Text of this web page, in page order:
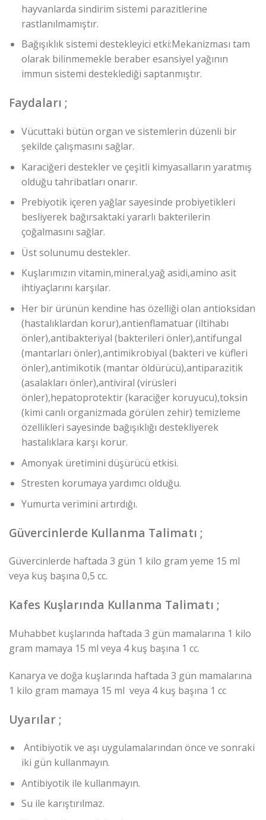
hayvanlarda sindirim sistemi parazitlerine
rastlanılmamıştır.
Bağışıklık sistemi destekleyici etki:Mekanizması tam
olarak bilinmemekle beraber esansiyel yağının
immun sistemi desteklediği saptanmıştır.
Faydaları ;
Vücuttaki bütün organ ve sistemlerin düzenli bir
şekilde çalışmasını sağlar.
Karaciğeri destekler ve çeşitli kimyasalların yaratmış
olduğu tahribatları onarır.
Prebiyotik içeren yağlar sayesinde probiyetikleri
besliyerek bağırsaktaki yararlı bakterilerin
çoğalmasını sağlar.
Üst solunumu destekler.
Kuşlarımızın vitamin,mineral,yağ asidi,amino asit
ihtiyaçlarını karşılar.
Her bir ürünün kendine has özelliği olan antioksidan
(hastalıklardan korur),antienflamatuar (iltihabı
önler),antibakteriyal (bakterileri önler),antifungal
(mantarları önler),antimikrobiyal (bakteri ve küfleri
önler),antimikotik (mantar öldürücü),antiparazitik
(asalakları önler),antiviral (virüsleri
önler),hepatoprotektir (karaciğer koruyucu),toksin
(kimi canlı organizmada görülen zehir) temizleme
özellikleri sayesinde bağışıklığı destekliyerek
hastalıklara karşı korur.
Amonyak üretimini düşürücü etkisi.
Stresten korumaya yardımcı olduğu.
Yumurta verimini artırdığı.
Güvercinlerde Kullanma Talimatı ;
Güvercinlerde haftada 3 gün 1 kilo gram yeme 15 ml
veya kuş başına 0,5 cc.
Kafes Kuşlarında Kullanma Talimatı ;
Muhabbet kuşlarında haftada 3 gün mamalarına 1 kilo
gram mamaya 15 ml veya 4 kuş başına 1 cc.
Kanarya ve doğa kuşlarında haftada 3 gün mamalarına
1 kilo gram mamaya 15 ml veya 4 kuş başına 1 cc
Uyarılar ;
Antibiyotik ve aşı uygulamalarından önce ve sonraki
iki gün kullanmayın.
Antibiyotik ile kullanmayın.
Su ile karıştırılmaz.